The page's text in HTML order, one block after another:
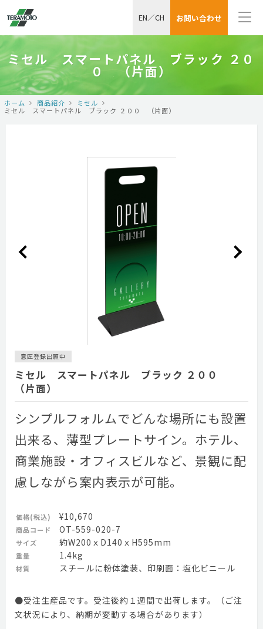
お問い合わせ
EN／CH
ミセル スマートパネル ブラック ２０
０ （片面）
ホーム 商品紹介
ミセル
ミセル スマートパネル ブラック ２００ （片面）
意匠登録出願中
ミセル スマートパネル ブラック ２００
（片面）
シンプルフォルムでどんな場所にも設置
出来る、薄型プレートサイン。ホテル、
商業施設・オフィスビルなど、景観に配
慮しながら案内表示が可能。
価格(税込) ¥10,670
商品コード OT-559-020-7
サイズ 約W200ｘD140ｘH595mm
重量 1.4kg
材質 スチールに粉体塗装、印刷面：塩化ビニール
●受注生産品です。受注後約１週間で出荷します。（ご注
文状況により、納期が変動する場合があります）